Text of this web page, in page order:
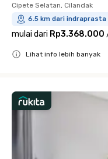
Cipete Selatan, Cilandak
6.5 km dari
mulai dari Rp3.368.000
Lihat info lebih banyak